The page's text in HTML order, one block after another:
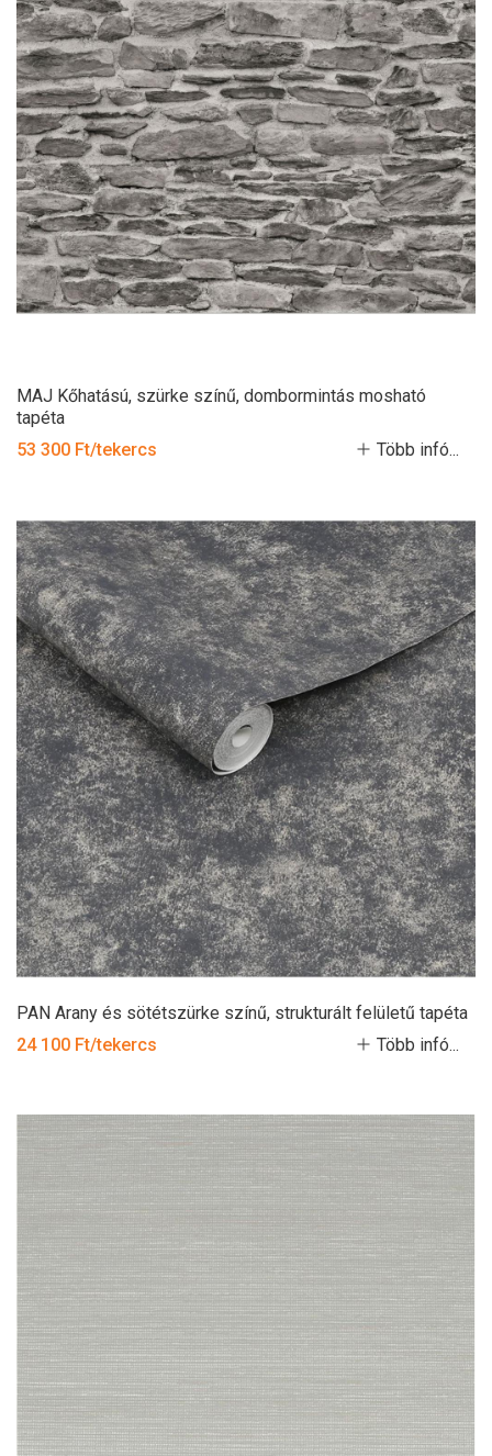
MAJ Kőhatású, szürke színű, dombormintás mosható
tapéta
53 300 Ft/tekercs
Több infó...
PAN Arany és sötétszürke színű, strukturált felületű tapéta
24 100 Ft/tekercs
Több infó...